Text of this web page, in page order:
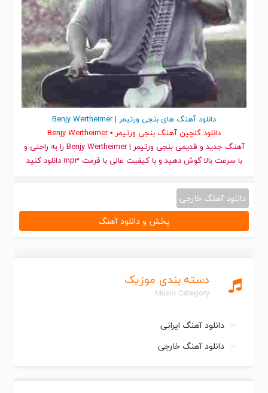
دسته بندی موزیک
Music Category
دانلود آهنگ ایرانی
دانلود آهنگ خارجی
دانلود آهنگ های بنجی ورتیمر | Benjy Wertheimer
دانلود گلچین آهنگ بنجی ورتیمر • Benjy Wertheimer
آهنگ جدید
و قدیمی بنجی ورتیمر | Benjy Wertheimer را به راحتی و
با سرعت بالا گوش دهید و با کیفیت عالی با فرمت mp3 دانلود کنید
دانلود آهنگ خارجی
پخش و دانلود آهنگ